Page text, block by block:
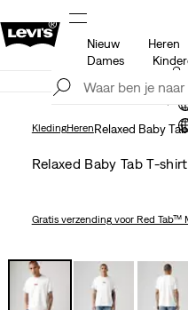
Gratis
Nieuw
Heren
Dames
Unidays: Studenten
KledingHerenRelaxed Baby
Relaxed Baby Tab T-
Gratis verzendingvoor Red Tab™